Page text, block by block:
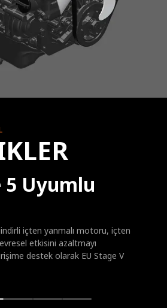
5 Uyumlu
içten yanmalı motoru, içten
etkisini azaltmayı
destek olarak EU Stage V